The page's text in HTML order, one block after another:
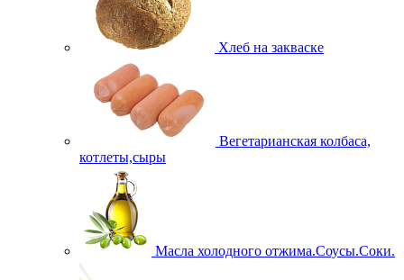
Хлеб на закваске
Вегетарианская колбаса,
котлеты,сыры
Масла холодного отжима.Соусы.Соки.